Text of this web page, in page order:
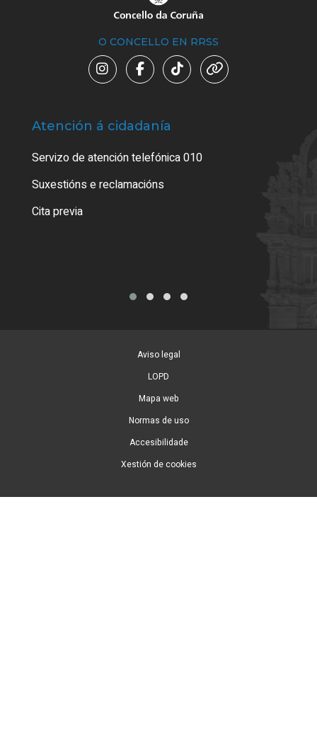
O CONCELLO EN RRSS
Atención á cidadanía
Servizo de atención telefónica 010
Suxestións e reclamacións
Cita previa
Aviso legal
LOPD
Mapa web
Normas de uso
Accesibilidade
Xestión de cookies